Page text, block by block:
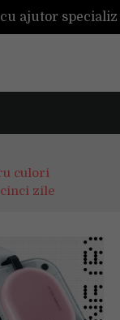
Următoarea fotografie poate fi cea mai reușită de până acum
Mașinile de spălat și uscătoarele bazate pe inteligență artificială îți cunosc hainele mai bine decât tine
culori
zile